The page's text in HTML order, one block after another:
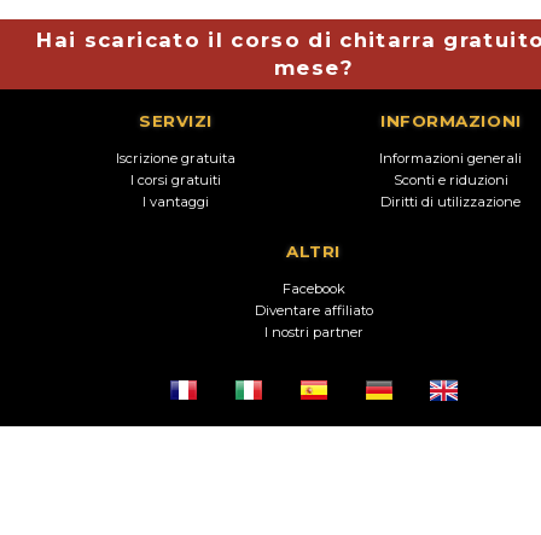
Hai scaricato il corso di chitarra
mese?
SERVIZI
Iscrizione gratuita
I corsi gratuiti
I vantaggi
INFORMAZIONI
Informazioni generali
Sconti e riduzioni
Diritti di utilizzazione
ALTRI
Facebook
Diventare affiliato
I nostri partner